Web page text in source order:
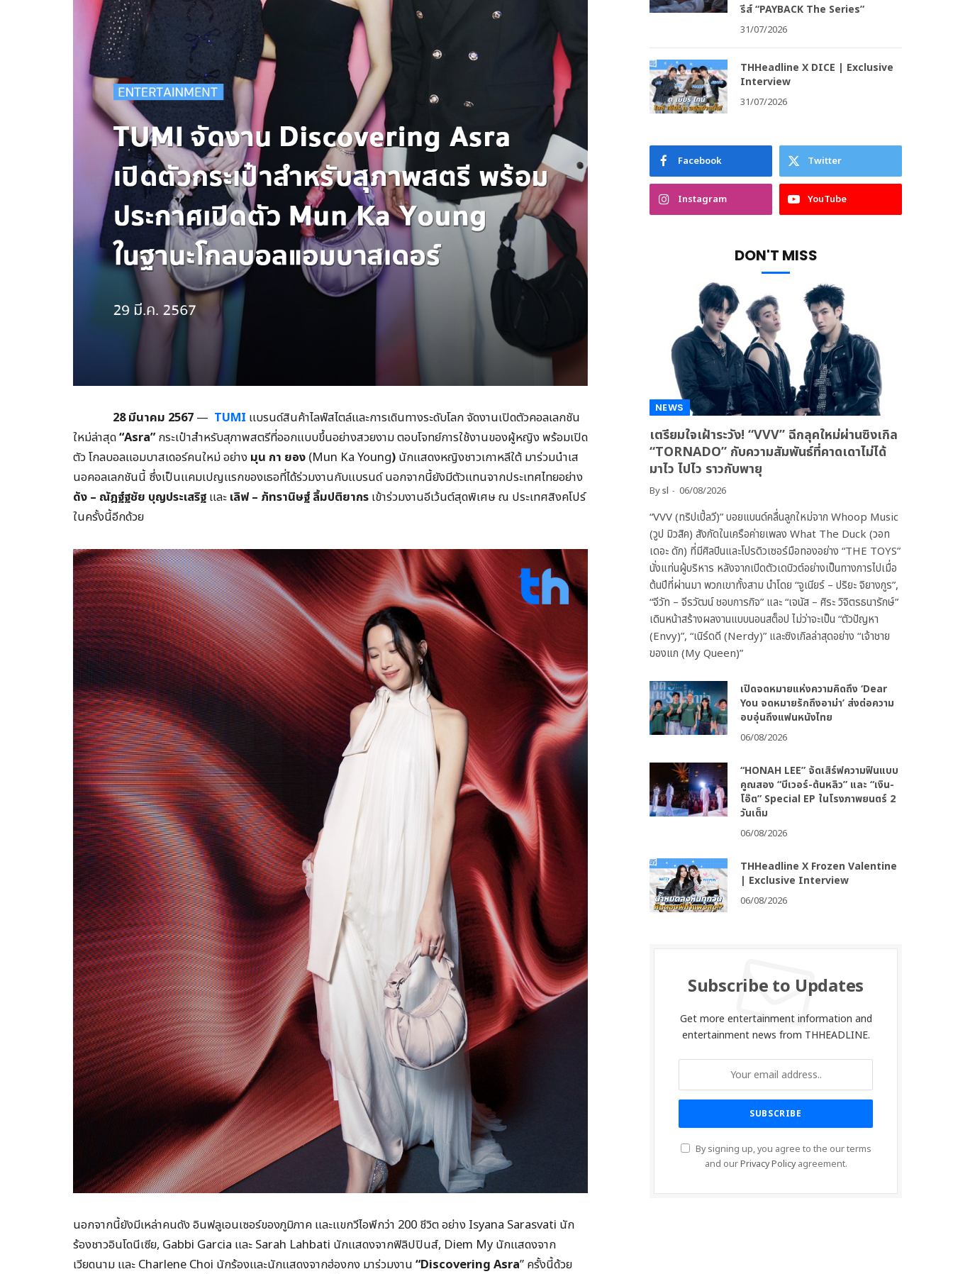
28 มีนาคม 2567 — TUMI แบรนด์สินค้าไลฟ์สไตล์และการเดินทางระดับโลก จัดงานเปิดตัวคอลเลกชัน
ใหม่ล่าสุด“Asra” กระเป๋าสำหรับสุภาพสตรีที่ออกแบบขึ้นอย่างสวยงาม ตอบโจทย์การใช้งานของผู้หญิง พร้อมเปิด
ตัว โกลบอลแอมบาสเดอร์คนใหม่ อย่าง มุน กา ยอง (Mun Ka Young) นักแสดงหญิงชาวเกาหลีใต้ มาร่วมนำเส
นอคอลเลกชันนี้ ซึ่งเป็นแคมเปญแรกของเธอที่ได้ร่วมงานกับแบรนด์ นอกจากนี้ยังมีตัวแทนจากประเทศไทยอย่าง
ดัง – ณัฎฐ์ฐชัย บุญประเสริฐ และ เลิฟ – ภัทรานิษฐ์ ลิ้มปติยากร เข้าร่วมงานอีเว้นต์สุดพิเศษ ณ ประเทศสิงคโปร์
ในครั้งนี้อีกด้วย
นอกจากนี้ยังมีเหล่าคนดัง อินฟลูเอนเซอร์ของภูมิภาค และแขกวีไอพีกว่า 200 ชีวิต อย่าง Isyana Sarasvati นัก
ร้องชาวอินโดนีเซีย, Gabbi Garcia และ Sarah Lahbati นักแสดงจากฟิลิปปินส์, Diem My นักแสดงจาก
เวียดนาม และ Charlene Choi นักร้องและนักแสดงจากฮ่องกง มาร่วมงาน “Discovering Asra” ครั้งนี้ด้วย
รีส์ “PAYBACK The Series”
31/07/2026
THHeadline X DICE | Exclusive
Interview
31/07/2026
Facebook Twitter
Instagram YouTube
DON'T MISS
NEWS
เตรียมใจเฝ้าระวัง! “VVV” ฉีกลุคใหม่ผ่านซิงเกิล
“TORNADO” กับความสัมพันธ์ที่คาดเดาไม่ได้
มาไว ไปไว ราวกับพายุ
Bysl 06/08/2026
“VVV (ทริปเปิ้ลวี)” บอยแบนด์คลื่นลูกใหม่จาก Whoop Music
(วูป มิวสิค) สังกัดในเครือค่ายเพลง What The Duck (วอท
เดอะ ดัก) ที่มีศิลปินและโปรดิวเซอร์มือทองอย่าง “THE TOYS”
นั่งแท่นผู้บริหาร หลังจากเปิดตัวเดบิวต์อย่างเป็นทางการไปเมื่อ
ต้นปีที่ผ่านมา พวกเขาทั้งสาม นำโดย “จูเนียร์ – ปริยะ จิยางกูร”,
“จีวัท – จีรวัฒน์ ชอบการกิจ” และ “เจนัส – ศิระ วิจิตรธนารักษ์”
เดินหน้าสร้างผลงานแบบนอนสต็อป ไม่ว่าจะเป็น “ตัวปัญหา
(Envy)”, “เนิร์ดดี (Nerdy)” และซิงเกิลล่าสุดอย่าง “เจ้าชาย
ของแก (My Queen)”
เปิดจดหมายแห่งความคิดถึง ‘Dear
You จดหมายรักถึงอาม่า’ ส่งต่อความ
อบอุ่นถึงแฟนหนังไทย
06/08/2026
“HONAH LEE” จัดเสิร์ฟความฟินแบบ
คูณสอง “บีเวอร์-ต้นหลิว” และ “เงิน-
โอ๊ต” Special EP ในโรงภาพยนตร์ 2
วันเต็ม
06/08/2026
THHeadline X Frozen Valentine
| Exclusive Interview
06/08/2026
Subscribe to Updates
Get more entertainment information and
entertainment news from THHEADLINE.
By signing up, you agree to the our terms
and ourPrivacy Policyagreement.